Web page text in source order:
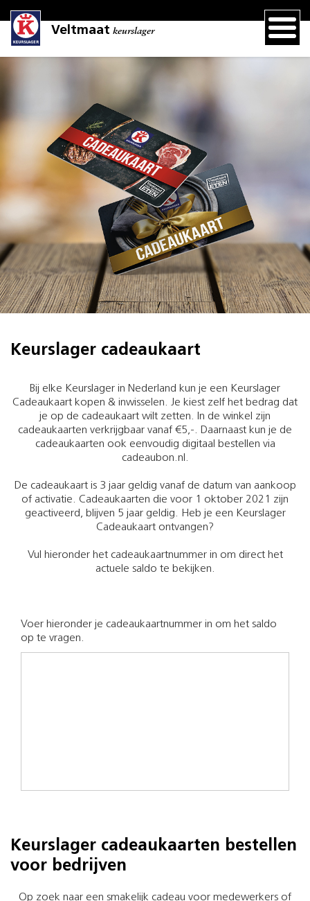
Veltmaat keurslager
Keurslager cadeaukaart
Bij elke Keurslager in Nederland kun je een Keurslager
Cadeaukaart kopen & inwisselen. Je kiest zelf het bedrag dat
je op de cadeaukaart wilt zetten. In de winkel zijn
cadeaukaarten verkrijgbaar vanaf €5,-. Daarnaast kun je de
cadeaukaarten ook eenvoudig digitaal bestellen via
cadeaubon.nl.
De cadeaukaart is 3 jaar geldig vanaf de datum van aankoop
of activatie. Cadeaukaarten die voor 1 oktober 2021 zijn
geactiveerd, blijven 5 jaar geldig. Heb je een Keurslager
Cadeaukaart ontvangen?
Vul hieronder het cadeaukaartnummer in om direct het
actuele saldo te bekijken.
Voer hieronder je cadeaukaartnummer in om het saldo
op te vragen.
Keurslager cadeaukaarten bestellen
voor bedrijven
Op zoek naar een smakelijk cadeau voor medewerkers of